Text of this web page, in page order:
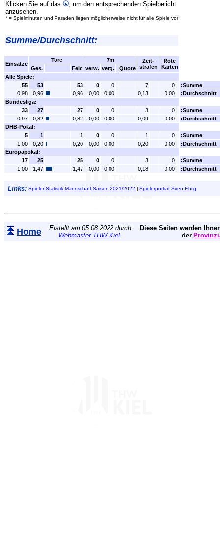
Klicken Sie auf das
, um den entsprechenden Spielbericht
anzusehen.
* = Spielminuten und Paraden liegen möglicherweise nicht für alle Spiele vor
Summe/Durchschnitt:
Einsätze
Tore 7m
Zeit-
strafen
Rote
Karten
Ges. Feld verw. verg.
Quote
Alle Spiele:
55
53 53 0 0 7 0
:Summe
0,98
0,96 0,96 0,00 0,00 0,13 0,00
:Durchschnitt
Bundesliga:
33
27 27 0 0 3 0
:Summe
0,97
0,82 0,82 0,00 0,00 0,09 0,00
:Durchschnitt
DHB-Pokal:
5
1 1 0 0 1 0
:Summe
1,00
0,20 0,20 0,00 0,00 0,20 0,00
:Durchschnitt
Europapokal:
17
25 25 0 0 3 0
:Summe
1,00
1,47 1,47 0,00 0,00 0,18 0,00 :Durchschnitt
Links: Spieler-Statistik Mannschaft Saison 2021/2022 | Spielerporträt Sven Ehrig
Home
Erstellt am 05.08.2022 durch
Webmaster THW Kiel.
Diese Seiten werden
der